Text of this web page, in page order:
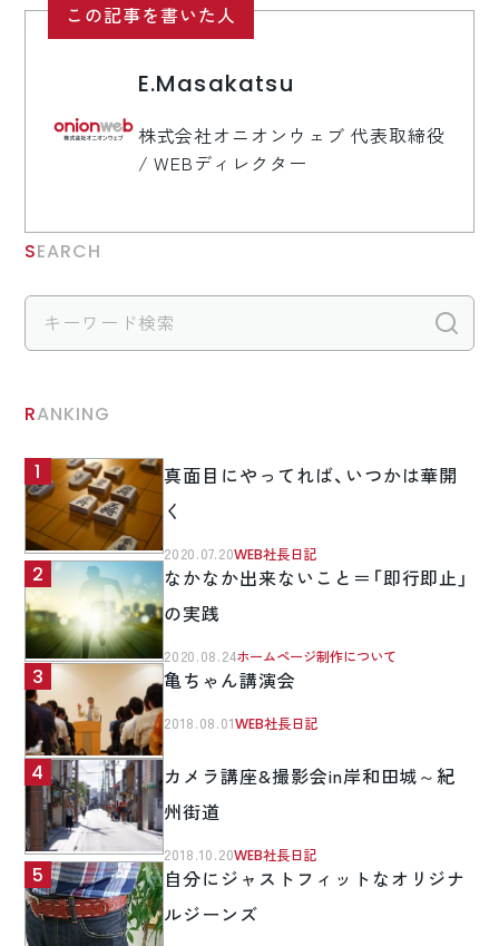
この記事を書いた人
E.Masakatsu
株式会社オニオンウェブ 代表取締役
/ WEBディレクター
SEARCH
RANKING
真面目にやってれば、いつかは華開
く
2020.07.20WEB社長日記
なかなか出来ないこと＝「即行即止」
の実践
2020.08.24ホームページ制作について
亀ちゃん講演会
2018.08.01WEB社長日記
カメラ講座&撮影会in岸和田城～紀
州街道
2018.10.20WEB社長日記
自分にジャストフィットなオリジナ
ルジーンズ